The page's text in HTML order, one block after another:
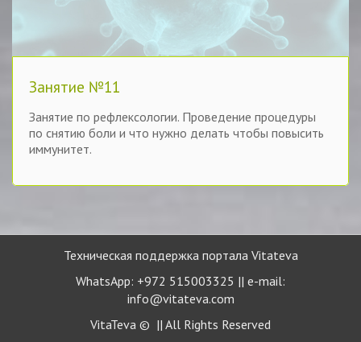
Занятие №11
Занятие по рефлексологии. Проведение процедуры
по снятию боли и что нужно делать чтобы повысить
иммунитет.
Техническая поддержка портала Vitateva
WhatsApp: +972 515003325 || e-mail:
info@vitateva.com
VitaTeva © || All Rights Reserved